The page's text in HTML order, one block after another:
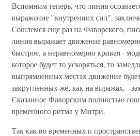
Вспомним теперь, что линия
выражение "внутренних сил",
Сошлемся еще раз на Фаворского,
линия выражает движение
быстрое, а неравномерно кривая -
которое будет то ускоряться, то
выпрямленных местах движение
закругленных же, как на виражах, -
Сказанное Фаворским полностью
временного ритма у Митри.
Так как во временных и